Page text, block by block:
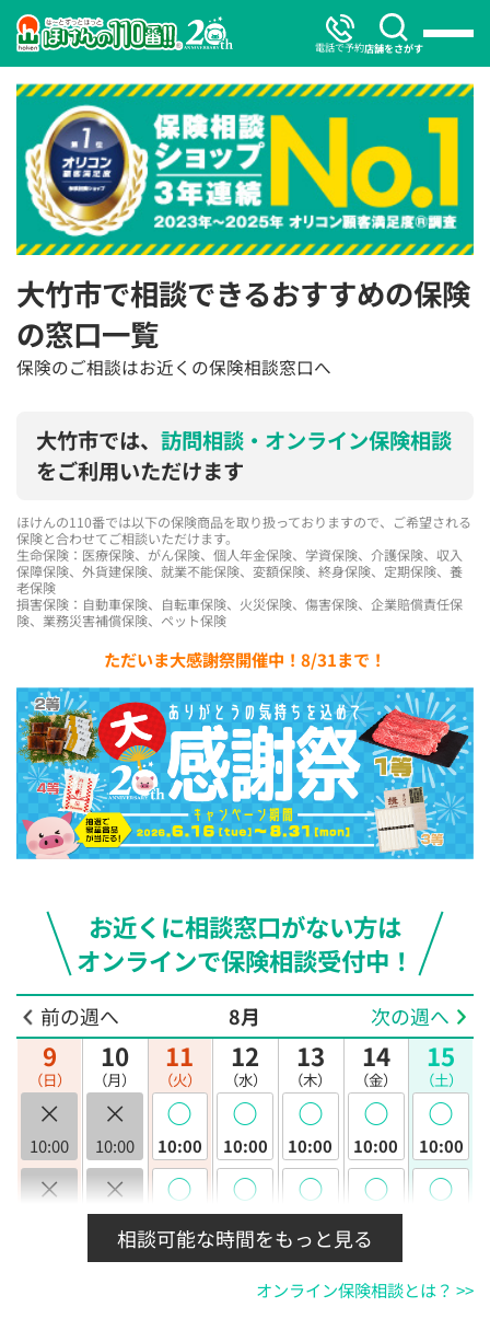
電話で予約店舗をさがす
大竹市で相談できるおすすめの保険
の窓口一覧
保険のご相談はお近くの保険相談窓口へ
大竹市では、訪問相談・オンライン保険相談
をご利用いただけます
ほけんの110番では以下の保険商品を取り扱っておりますので、ご希望される
保険と合わせてご相談いただけます。
生命保険：医療保険、がん保険、個人年金保険、学資保険、介護保険、収入
保障保険、外貨建保険、就業不能保険、変額保険、終身保険、定期保険、養
老保険
損害保険：自動車保険、自転車保険、火災保険、傷害保険、企業賠償責任保
険、業務災害補償保険、ペット保険
ただいま大感謝祭開催中！8/31まで！
お近くに相談窓口がない方は
オンラインで保険相談受付中！
前の週へ 8月 次の週へ
9
（日）
×
10:00
×
10
（月）
×
10:00
×
10:30
×
11
（火）
◯
10:00
◯
10:30
◯
12
（水）
◯
10:00
◯
10:30
◯
11:00
13
（木）
◯
10:00
◯
10:30
◯
11:00
14
（金）
◯
10:00
◯
10:30
◯
11:00
15
（土）
◯
10:00
◯
11:00
相談可能な時間をもっと見る
オンライン保険相談とは？ >>